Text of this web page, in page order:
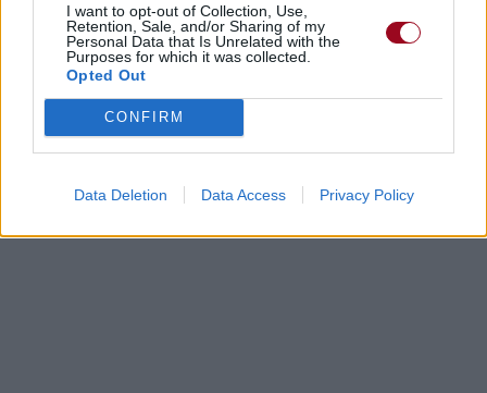
I want to opt-out of Collection, Use,
Retention, Sale, and/or Sharing of my
Personal Data that Is Unrelated with the
Purposes for which it was collected.
Opted Out
CONFIRM
Data Deletion Data Access Privacy Policy